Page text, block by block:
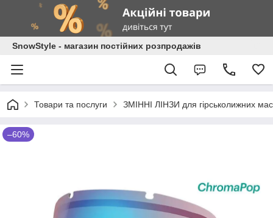
SnowStyle - магазин постійних розпродажів
Товари та послуги ЗМІННІ ЛІНЗИ для гірськолижних
–60%